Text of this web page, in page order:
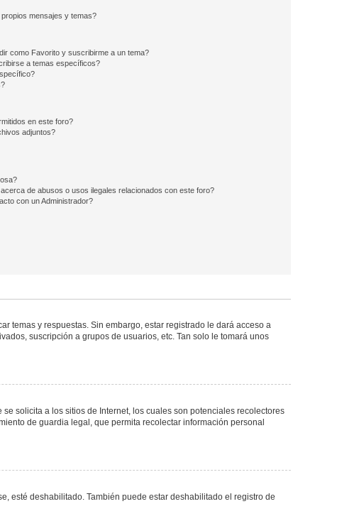
mensajes y temas?
como Favorito y suscribirme a un tema?
a temas específicos?
en este foro?
adjuntos?
de abusos o usos ilegales relacionados con este foro?
con un Administrador?
temas y respuestas. Sin embargo, estar registrado le dará acceso a
suscripción a grupos de usuarios, etc. Tan solo le tomará unos
solicita a los sitios de Internet, los cuales son potenciales recolectores
de guardia legal, que permita recolectar información personal
esté deshabilitado. También puede estar deshabilitado el registro de